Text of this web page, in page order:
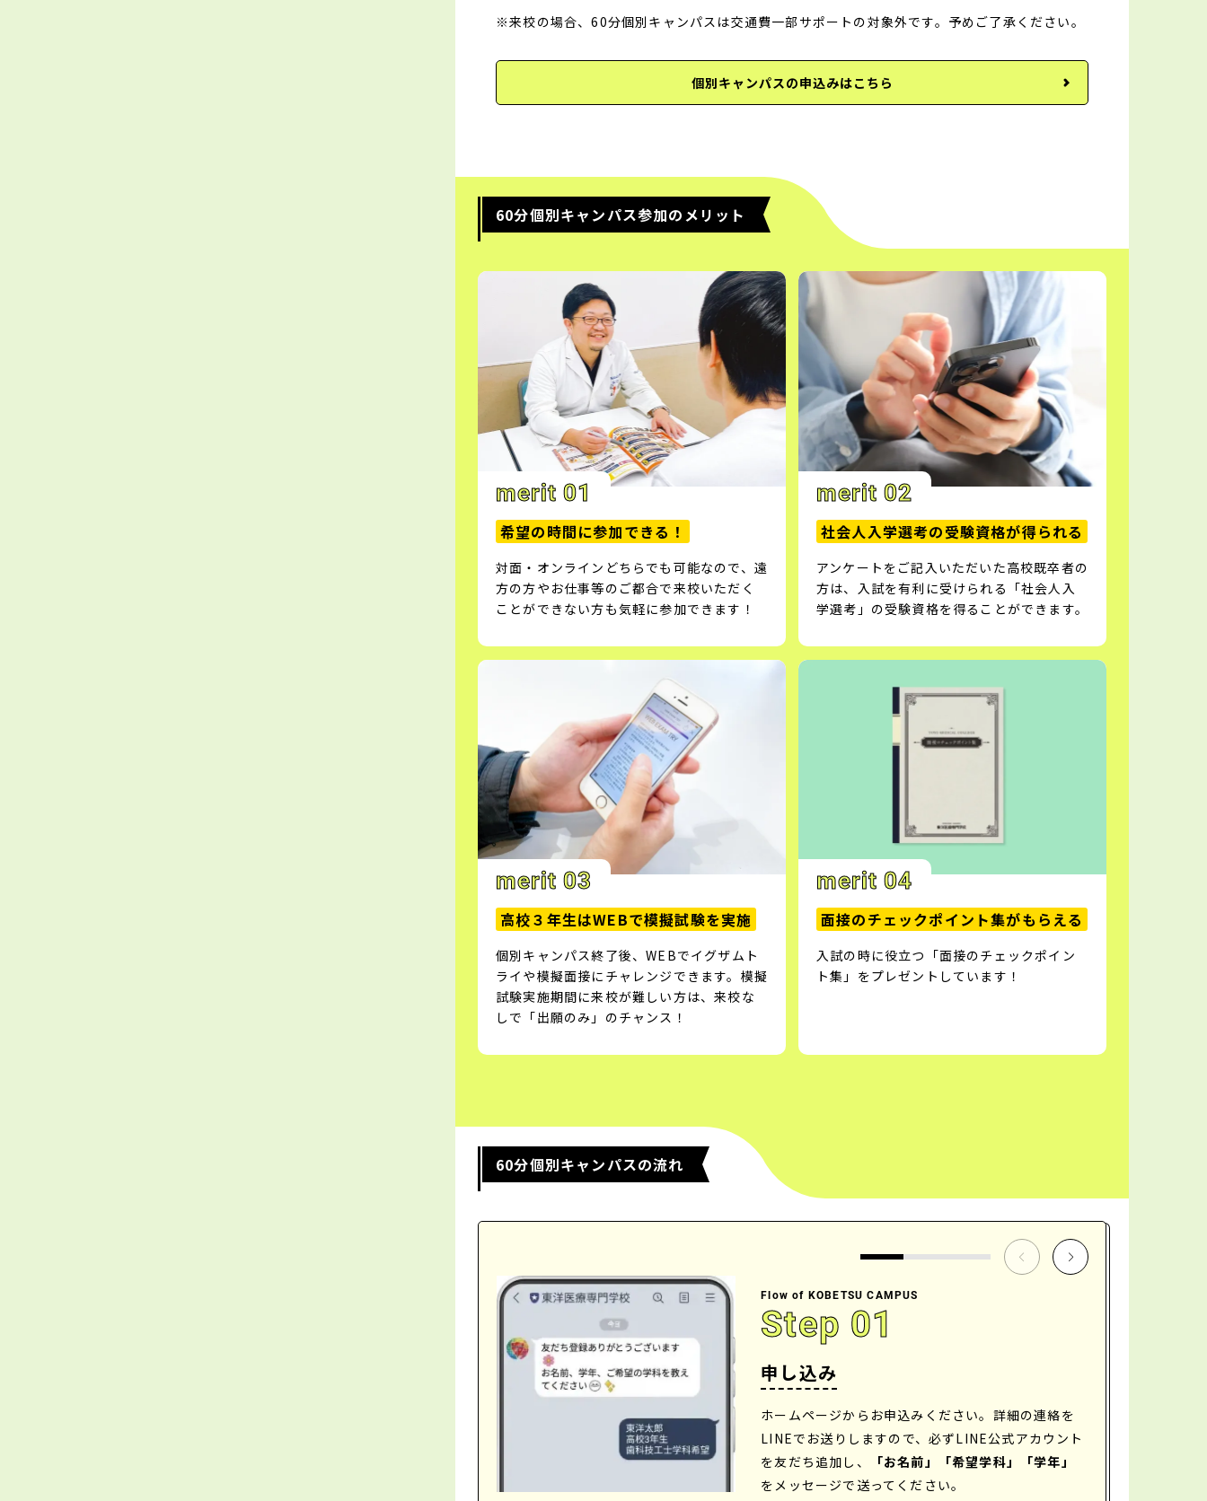
※来校の場合、60分個別キャンパスは交通費一部サポートの対象外です。予めご了承ください。
個別キャンパスの申込みはこちら
60分個別キャンパス参加のメリット
merit 01
希望の時間に参加できる！
対面・オンラインどちらでも可能なので、遠
方の方やお仕事等のご都合で来校いただく
ことができない方も気軽に参加できます！
merit 02
社会人入学選考の受験資格が得られる
アンケートをご記入いただいた高校既卒者の
方は、入試を有利に受けられる「社会人入
学選考」の受験資格を得ることができます。
merit 03
高校３年生はWEBで模擬試験を実施
個別キャンパス終了後、WEBでイグザムト
ライや模擬面接にチャレンジできます。模擬
試験実施期間に来校が難しい方は、来校な
しで「出願のみ」のチャンス！
merit 04
面接のチェックポイント集がもらえる
入試の時に役立つ「面接のチェックポイン
ト集」をプレゼントしています！
60分個別キャンパスの流れ
Flow of KOBETSU CAMPUS
Step 01
申し込み
ホームページからお申込みください。詳細の連絡を
LINEでお送りしますので、必ずLINE公式アカウント
を友だち追加し、
「お名前」「希望学科」「学年」
をメッセージで送ってください。